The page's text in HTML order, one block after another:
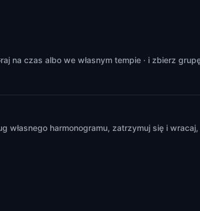
czas albo we własnym tempie · i zbierz
własnego harmonogramu, zatrzymuj się i